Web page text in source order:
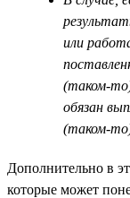
или
(таком-
обязан
(таком-
Дополнительно в
которые может